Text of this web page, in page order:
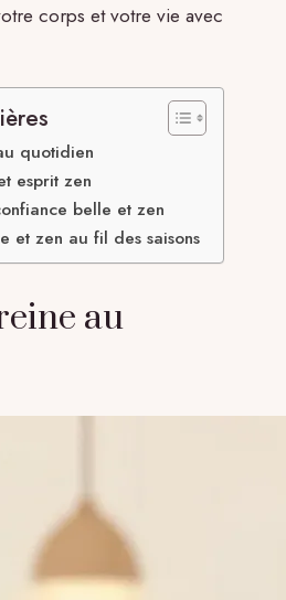
corps et votre vie avec
quotidien
esprit zen
belle et zen
et zen au fil des saisons
au